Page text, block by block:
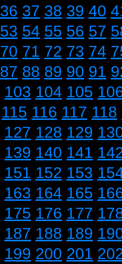
36 37 38 39 40
53 54 55 56 57
70 71 72 73 74
87 88 89 90 91
103 104 105
115 116 117 118
127 128 129
139 140 141
151 152 153
163 164 165
175 176 177
187 188 189
199 200 201